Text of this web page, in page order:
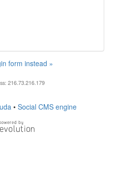
form instead »
216.73.216.179
• Social CMS engine